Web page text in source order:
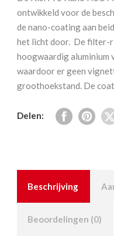
Protector
77
mm
aantal
ontwikkeld voor de
de nano-coating aan
het licht door. De filter-
hoogwaardig aluminium
waardoor er geen
groothoekstand. De
Delen:
Beschrijving
Beoordelingen (0)